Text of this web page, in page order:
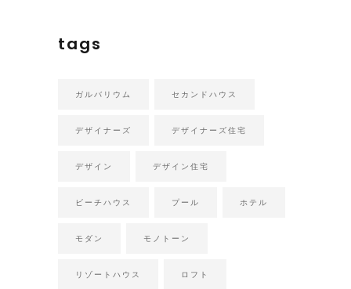
tags
ガルバリウム セカンドハウス
デザイナーズ デザイナーズ住宅
デザイン デザイン住宅
ビーチハウス プール ホテル
モダン モノトーン
リゾートハウス ロフト